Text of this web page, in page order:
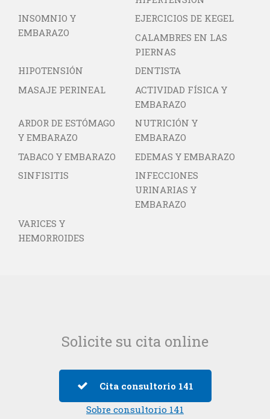
INSOMNIO Y
EMBARAZO
EJERCICIOS DE KEGEL
CALAMBRES EN LAS
PIERNAS
HIPOTENSIÓN
DENTISTA
MASAJE PERINEAL
ACTIVIDAD FÍSICA Y
EMBARAZO
ARDOR DE ESTÓMAGO
Y EMBARAZO
NUTRICIÓN Y
EMBARAZO
TABACO Y EMBARAZO
EDEMAS Y EMBARAZO
SINFISITIS
INFECCIONES
URINARIAS Y
EMBARAZO
VARICES Y
HEMORROIDES
Solicite su cita online
Cita consultorio 141
Sobre consultorio 141